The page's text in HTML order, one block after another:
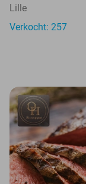
Lille
Verkocht: 257